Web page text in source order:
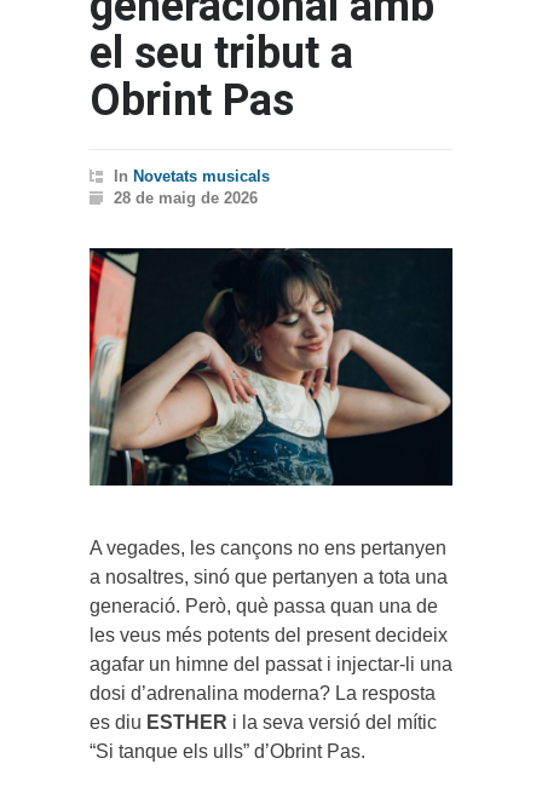
el seu tribut a
Obrint Pas
In Novetats musicals
28 de maig de 2026
A vegades, les cançons no ens pertanyen
a nosaltres, sinó que pertanyen a tota una
generació. Però, què passa quan una de
les veus més potents del present decideix
agafar un himne del passat i injectar-li una
dosi d’adrenalina moderna? La resposta
es diu ESTHER i la seva versió del mític
“Si tanque els ulls” d’Obrint Pas.